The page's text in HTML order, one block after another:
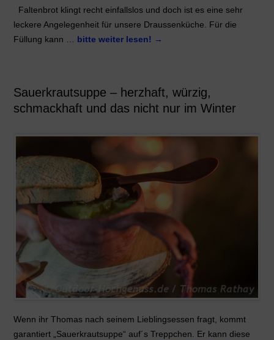
Faltenbrot klingt recht einfallslos und doch ist es eine sehr
leckere Angelegenheit für unsere Draussenküche. Für die
Füllung kann … bitte weiter lesen! →
Sauerkrautsuppe – herzhaft, würzig,
schmackhaft und das nicht nur im Winter
Wenn ihr Thomas nach seinem Lieblingsessen fragt, kommt
garantiert „Sauerkrautsuppe“ auf´s Treppchen. Er kann diese